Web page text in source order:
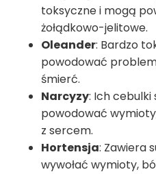
toksyczne i mogą
żołądkowo-jelitowe.
Oleander: Bardzo
powodować
śmierć.
Narcyzy: Ich
powodować
z sercem.
Hortensja: Zawiera
wywołać wymioty,